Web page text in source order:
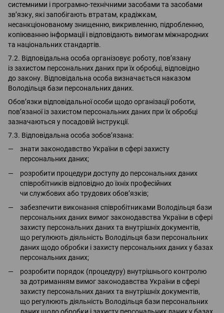
системними і програмно-технічними засобами та засобами
зв’язку, які запобігають втратам, крадіжкам,
несанкціонованому знищенню, викривленню, підробленню,
копіюванню інформації і відповідають вимогам міжнародних
та національних стандартів.
7.2. Відповідальна особа організовує роботу, пов’язану
із захистом персональних даних при їх обробці, відповідно
до закону. Відповідальна особа визначається наказом
Володільця бази персональних даних.
Обов’язки відповідальної особи щодо організації роботи,
пов’язаної із захистом персональних даних при їх обробці
зазначаються у посадовій інструкції.
7.3. Відповідальна особа зобов’язана:
знати законодавство України в сфері захисту
персональних даних;
розробити процедури доступу до персональних даних
співробітників відповідно до їхніх професійних
чи службових або трудових обов’язків;
забезпечити виконання співробітниками Володільця бази
персональних даних вимог законодавства України в сфері
захисту персональних даних та внутрішніх документів,
що регулюють діяльність Володільця бази персональних
даних щодо обробки і захисту персональних даних у базах
персональних даних;
розробити порядок (процедуру) внутрішнього контролю
за дотриманням вимог законодавства України в сфері
захисту персональних даних та внутрішніх документів,
що регулюють діяльність Володільця бази персональних